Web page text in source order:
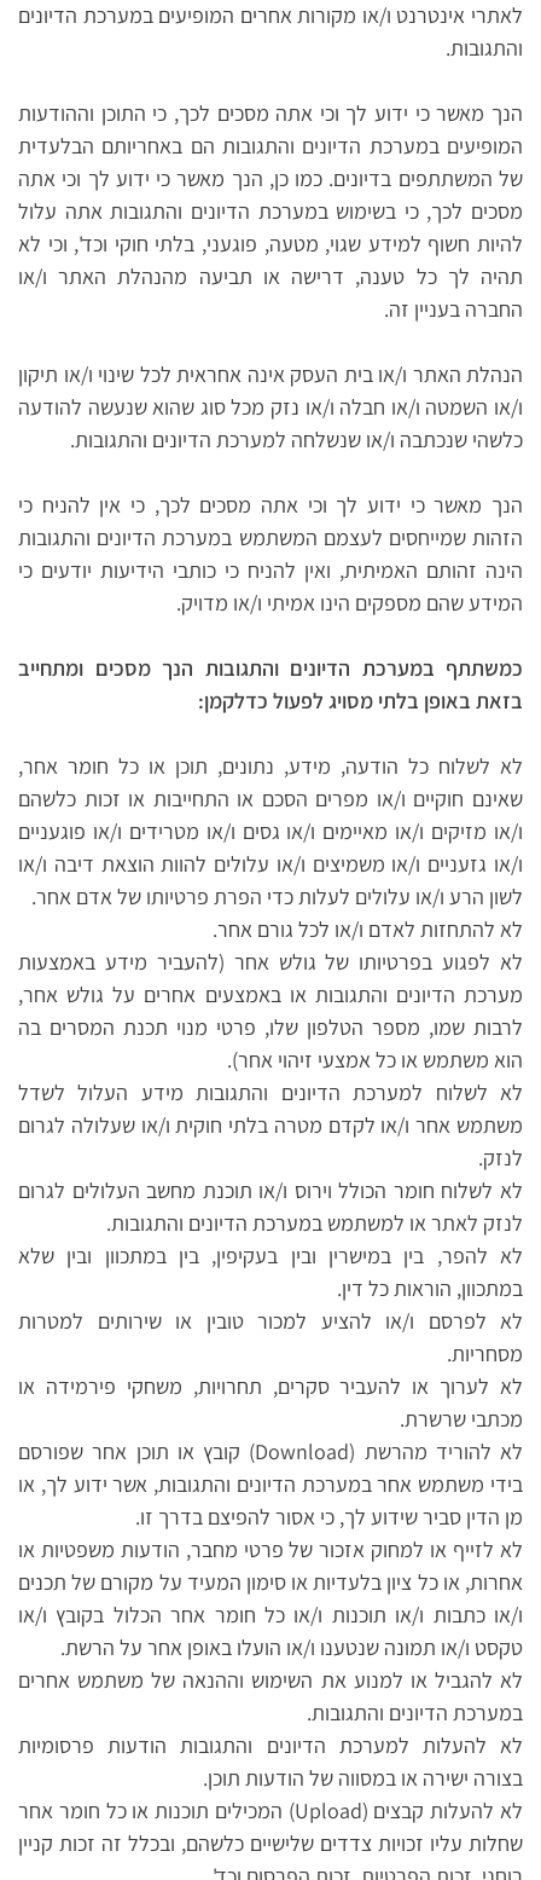
לאתרי אינטרנט ו/או מקורות אחרים המופיעים במערכת הדיונים
והתגובות.
הנך מאשר כי ידוע לך וכי אתה מסכים לכך, כי התוכן וההודעות
המופיעים במערכת הדיונים והתגובות הם באחריותם הבלעדית
של המשתתפים בדיונים. כמו כן, הנך מאשר כי ידוע לך וכי אתה
מסכים לכך, כי בשימוש במערכת הדיונים והתגובות אתה עלול
להיות חשוף למידע שגוי, מטעה, פוגעני, בלתי חוקי וכד', וכי לא
תהיה לך כל טענה, דרישה או תביעה מהנהלת האתר ו/או
החברה בעניין זה.
הנהלת האתר ו/או בית העסק אינה אחראית לכל שינוי ו/או תיקון
ו/או השמטה ו/או חבלה ו/או נזק מכל סוג שהוא שנעשה להודעה
כלשהי שנכתבה ו/או שנשלחה למערכת הדיונים והתגובות.
הנך מאשר כי ידוע לך וכי אתה מסכים לכך, כי אין להניח כי
הזהות שמייחסים לעצמם המשתמש במערכת הדיונים והתגובות
הינה זהותם האמיתית, ואין להניח כי כותבי הידיעות יודעים כי
המידע שהם מספקים הינו אמיתי ו/או מדויק.
כמשתתף במערכת הדיונים והתגובות הנך מסכים ומתחייב
בזאת באופן בלתי מסויג לפעול כדלקמן:
לא לשלוח כל הודעה, מידע, נתונים, תוכן או כל חומר אחר,
שאינם חוקיים ו/או מפרים הסכם או התחייבות או זכות כלשהם
ו/או מזיקים ו/או מאיימים ו/או גסים ו/או מטרידים ו/או פוגעניים
ו/או גזעניים ו/או משמיצים ו/או עלולים להוות הוצאת דיבה ו/או
לשון הרע ו/או עלולים לעלות כדי הפרת פרטיותו של אדם אחר.
לא להתחזות לאדם ו/או לכל גורם אחר.
לא לפגוע בפרטיותו של גולש אחר (להעביר מידע באמצעות
מערכת הדיונים והתגובות או באמצעים אחרים על גולש אחר,
לרבות שמו, מספר הטלפון שלו, פרטי מנוי תכנת המסרים בה
הוא משתמש או כל אמצעי זיהוי אחר).
לא לשלוח למערכת הדיונים והתגובות מידע העלול לשדל
משתמש אחר ו/או לקדם מטרה בלתי חוקית ו/או שעלולה לגרום
לנזק.
לא לשלוח חומר הכולל וירוס ו/או תוכנת מחשב העלולים לגרום
לנזק לאתר או למשתמש במערכת הדיונים והתגובות.
לא להפר, בין במישרין ובין בעקיפין, בין במתכוון ובין שלא
במתכוון, הוראות כל דין.
לא לפרסם ו/או להציע למכור טובין או שירותים למטרות
מסחריות.
לא לערוך או להעביר סקרים, תחרויות, משחקי פירמידה או
מכתבי שרשרת.
לא להוריד מהרשת (Download) קובץ או תוכן אחר שפורסם
בידי משתמש אחר במערכת הדיונים והתגובות, אשר ידוע לך, או
מן הדין סביר שידוע לך, כי אסור להפיצם בדרך זו.
לא לזייף או למחוק אזכור של פרטי מחבר, הודעות משפטיות או
אחרות, או כל ציון בלעדיות או סימון המעיד על מקורם של תכנים
ו/או כתבות ו/או תוכנות ו/או כל חומר אחר הכלול בקובץ ו/או
טקסט ו/או תמונה שנטענו ו/או הועלו באופן אחר על הרשת.
לא להגביל או למנוע את השימוש וההנאה של משתמש אחרים
במערכת הדיונים והתגובות.
לא להעלות למערכת הדיונים והתגובות הודעות פרסומיות
בצורה ישירה או במסווה של הודעות תוכן.
לא להעלות קבצים (Upload) המכילים תוכנות או כל חומר אחר
שחלות עליו זכויות צדדים שלישיים כלשהם, ובכלל זה זכות קניין